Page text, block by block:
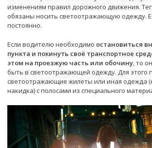
изменениям правил дорожного движения.
обязаны носить светоотражающую одежду.
постоянно.
Если водителю необходимо остановиться
пункта и покинуть своё транспортное
этом на проезжую часть или обочину, то
быть в светоотражающей одежду. Для этого
светоотражающие жилеты или иная одежда
накидка) с полосами из специального